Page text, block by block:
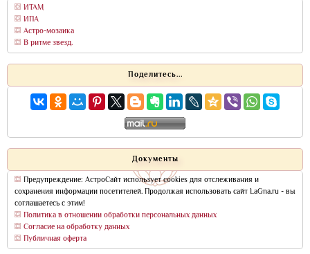
ИТАМ
ИПА
Астро-мозаика
В ритме звезд.
Поделитесь...
Документы
Предупреждение: АстроСайт использует cookies для отслеживания и
сохранения информации посетителей. Продолжая использовать сайт LaGna.ru - вы
соглашаетесь с этим!
Политика в отношении обработки персональных данных
Согласие на обработку данных
Публичная оферта